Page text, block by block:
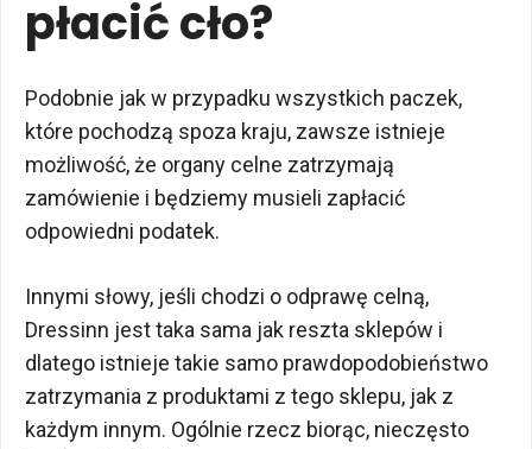
płacić cło?
Podobnie jak w przypadku wszystkich paczek,
które pochodzą spoza kraju, zawsze istnieje
możliwość, że organy celne zatrzymają
zamówienie i będziemy musieli zapłacić
odpowiedni podatek.
Innymi słowy, jeśli chodzi o odprawę celną,
Dressinn jest taka sama jak reszta sklepów i
dlatego istnieje takie samo prawdopodobieństwo
zatrzymania z produktami z tego sklepu, jak z
każdym innym. Ogólnie rzecz biorąc, nieczęsto